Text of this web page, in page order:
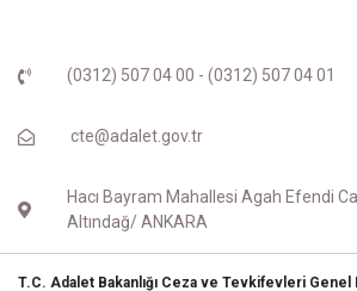
(0312) 507 04 00 - (0312) 507 04 01
cte@adalet.gov.tr
Hacı Bayram Mahallesi Agah Efendi
Altındağ/ ANKARA
T.C. Adalet Bakanlığı Ceza ve Tevkifevleri Genel